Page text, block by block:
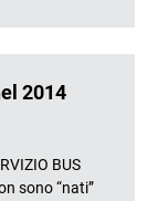
2014
BUS
sono “nati”